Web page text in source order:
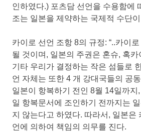
인하였다.) 포츠담 선언을 수용함에
조는 일본을 제약하는 국제적 수단
카이로 선언 조항 8의 규정: “..카이
될 것이며, 일본의 주권은 혼슈, 혹
기타 우리가 결정하는 작은 섬들로
언 자체는 또한 4 개 강대국들의 공
일본이 항복하기 전인 8월 14일까지
일 항복문서에 조인하기 전까지는
지 않는다고 하였다. 따라서, 일본은
언에 의하여 책임의 의무를 진다.